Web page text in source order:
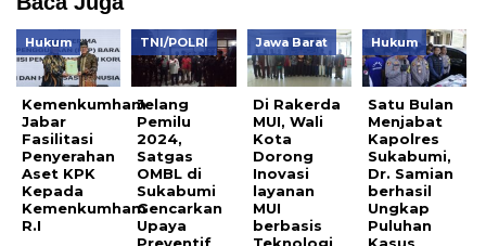
Hukum
Kemenkumham
Jabar
Fasilitasi
Penyerahan
Aset KPK
Kepada
Kemenkumham
R.I
TNI/POLRI
Jelang
Pemilu
2024,
Satgas
OMBL di
Sukabumi
Gencarkan
Upaya
Preventif
Jawa Barat
Di Rakerda
MUI, Wali
Kota
Dorong
Inovasi
layanan
MUI
berbasis
Teknologi
Hukum
Satu Bulan
Menjabat
Kapolres
Sukabumi,
Dr. Samian
berhasil
Ungkap
Puluhan
Kasus